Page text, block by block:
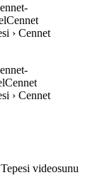
› Cennet
› Cennet
videosunu